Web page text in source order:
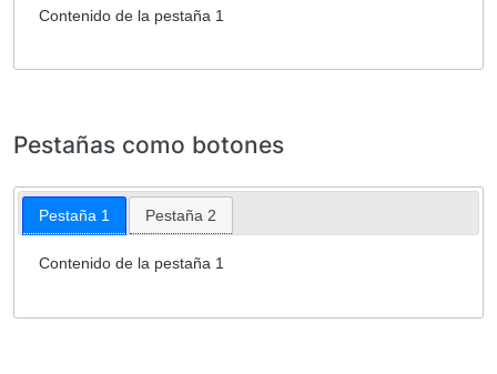
Contenido de la pestaña 1
Pestañas como botones
Pestaña 1 Pestaña 2
Contenido de la pestaña 1